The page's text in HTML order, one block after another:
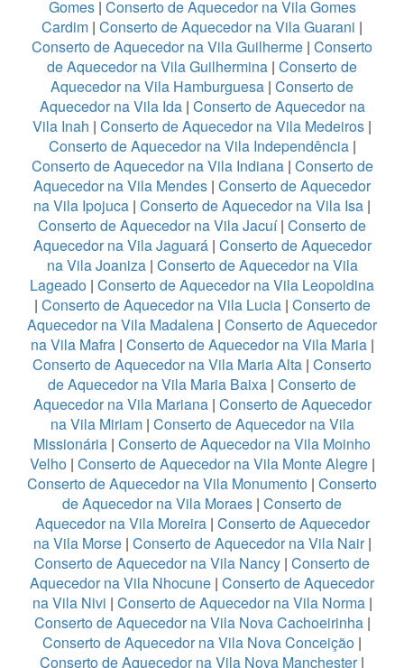
Gomes| Conserto de Aquecedor na Vila Gomes
Cardim | Conserto de Aquecedor na Vila Guarani |
Conserto de Aquecedor na Vila Guilherme | Conserto
de Aquecedor na Vila Guilhermina | Conserto de
Aquecedor na Vila Hamburguesa | Conserto de
Aquecedor na Vila Ida| Conserto de Aquecedor na
Vila Inah | Conserto de Aquecedor na Vila Medeiros |
Conserto de Aquecedor na Vila Independência|
Conserto de Aquecedor na Vila Indiana| Conserto de
Aquecedor na Vila Mendes | Conserto de Aquecedor
na Vila Ipojuca | Conserto de Aquecedor na Vila Isa |
Conserto de Aquecedor na Vila Jacuí| Conserto de
Aquecedor na Vila Jaguará| Conserto de Aquecedor
na Vila Joaniza| Conserto de Aquecedor na Vila
Lageado | Conserto de Aquecedor na Vila Leopoldina
| Conserto de Aquecedor na Vila Lucia| Conserto de
Aquecedor na Vila Madalena | Conserto de Aquecedor
na Vila Mafra | Conserto de Aquecedor na Vila Maria|
Conserto de Aquecedor na Vila Maria Alta | Conserto
de Aquecedor na Vila Maria Baixa | Conserto de
Aquecedor na Vila Mariana| Conserto de Aquecedor
na Vila Miriam| Conserto de Aquecedor na Vila
Missionária | Conserto de Aquecedor na Vila Moinho
Velho| Conserto de Aquecedor na Vila Monte Alegre|
Conserto de Aquecedor na Vila Monumento | Conserto
de Aquecedor na Vila Moraes | Conserto de
Aquecedor na Vila Moreira| Conserto de Aquecedor
na Vila Morse| Conserto de Aquecedor na Vila Nair|
Conserto de Aquecedor na Vila Nancy | Conserto de
Aquecedor na Vila Nhocune | Conserto de Aquecedor
na Vila Nivi | Conserto de Aquecedor na Vila Norma|
Conserto de Aquecedor na Vila Nova Cachoeirinha|
Conserto de Aquecedor na Vila Nova Conceição |
Conserto de Aquecedor na Vila Nova Manchester|